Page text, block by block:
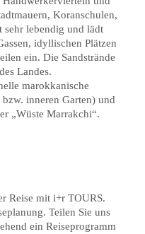
Koranschulen,
sehr lebendig und lädt
idyllischen Plätzen
ein. Die Sandstrände
Landes.
marokkanische
inneren Garten) und
„Wüste Marrakchi“.
Reise mit i+r TOURS.
Teilen Sie uns
ein Reiseprogramm